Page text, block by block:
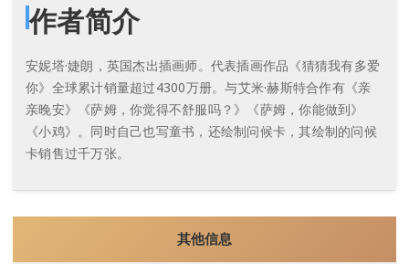
作者简介
安妮塔·婕朗，英国杰出插画师。代表插画作品《猜猜我有多爱
你》全球累计销量超过4300万册。与艾米·赫斯特合作有《亲
亲晚安》《萨姆，你觉得不舒服吗？》《萨姆，你能做到》
《小鸡》。同时自己也写童书，还绘制问候卡，其绘制的问候
卡销售过千万张。
其他信息